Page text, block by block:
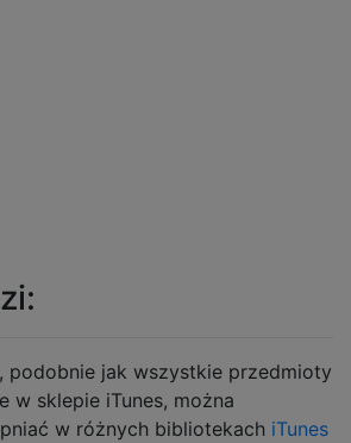
podobnie jak wszystkie przedmioty
w sklepie iTunes, można
w różnych bibliotekach iTunes